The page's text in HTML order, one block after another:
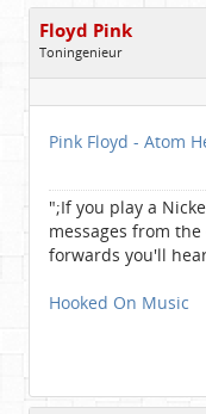
Floyd Pink
Toningenieur
Geschlecht:
keine
Beiträge:
7827
Pink Floyd - Atom
";If you play a
messages from
forwards you'll
Hooked On Music